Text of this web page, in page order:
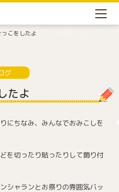
こをしたよ
グ
たよ
にちなみ、みんなでおみこしを
を切ったり貼ったりして飾り付
シャランとお祭りの雰囲気バッ